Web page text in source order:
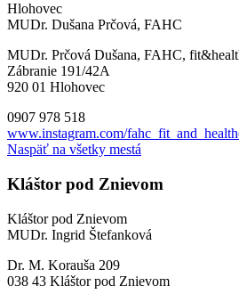
Hlohovec
MUDr. Dušana Prčová, FAHC
MUDr. Prčová Dušana, FAHC,
Zábranie 191/42A
920 01 Hlohovec
0907 978 518
www.instagram.com/
Naspäť na všetky mestá
Kláštor pod Znievom
Kláštor pod Znievom
MUDr. Ingrid Štefanková
Dr. M. Korauša 209
038 43 Kláštor pod Znievom